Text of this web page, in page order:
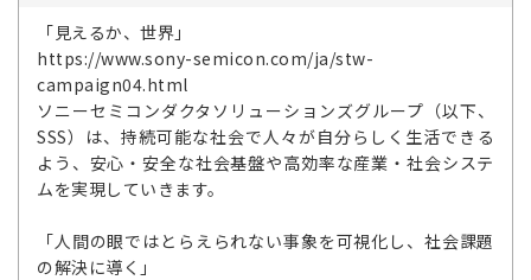
「見えるか、世界」
https://www.sony-semicon.com/ja/stw-
campaign04.html
ソニーセミコンダクタソリューションズグループ（以下、
SSS）は、持続可能な社会で人々が自分らしく生活できる
よう、安心・安全な社会基盤や高効率な産業・社会システ
ムを実現していきます。
「人間の眼ではとらえられない事象を可視化し、社会課題
の解決に導く」